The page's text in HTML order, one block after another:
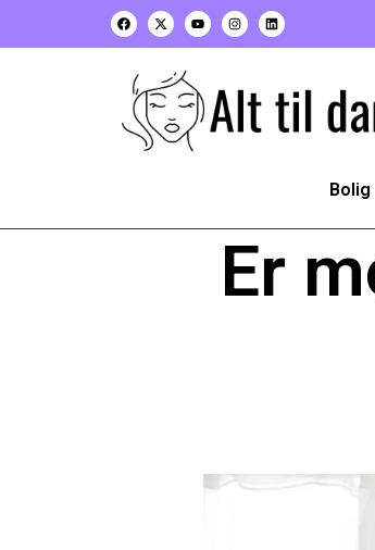
Bolig
Er